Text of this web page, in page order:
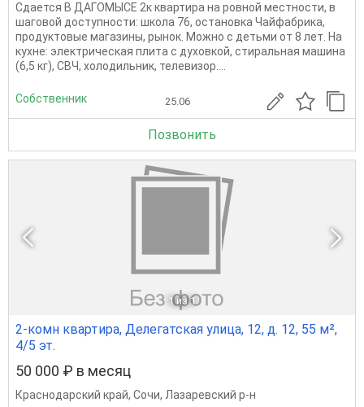
Сдается В ДАГОМЫСЕ 2к квартира на ровной местности, в
шаговой доступности: школа 76, остановка Чайфабрика,
продуктовые магазины, рынок. Можно с детьми от 8 лет. На
кухне: электрическая плита с духовкой, стиральная машина
(6,5 кг), СВЧ, холодильник, телевизор....
Собственник 25.06
Позвонить
1 из 1
2-комн квартира, Делегатская улица, 12, д. 12, 55 м²,
4/5 эт.
50 000 ₽ в месяц
Краснодарский край, Сочи, Лазаревский р-н